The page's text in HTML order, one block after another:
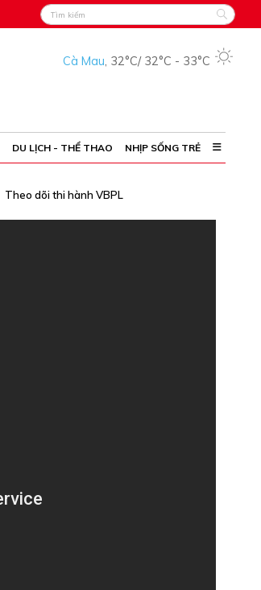
Cà Mau, 32°C/ 32°C - 33°C
DU LỊCH - THỂ THAO NHỊP SỐNG TRẺ
Theo dõi thi hành VBPL